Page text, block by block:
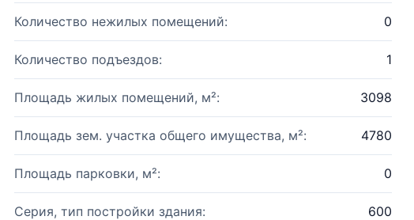
Количество нежилых помещений: 0
Количество подъездов: 1
Площадь жилых помещений, м²: 3098
Площадь зем. участка общего имущества, м²: 4780
Площадь парковки, м²: 0
Серия, тип постройки здания: 600